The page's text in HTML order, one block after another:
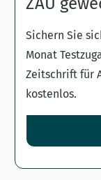
Sichern Sie
Monat
Zeitschrift für
kostenlos.